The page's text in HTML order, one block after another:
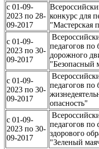
c 01-09-
2023 по 28-
09-2017
конкурс для
"Мастерская
c 01-09-
2023 по 30-
09-2017
педагогов по
дорожного
"Безопасный
c 01-09-
2023 по 30-
09-2017
педагогов по
опасность"
c 01-09-
2023 по 30-
09-2017
педагогов
здорового
"Зеленый